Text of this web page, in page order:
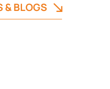
& BLOGS